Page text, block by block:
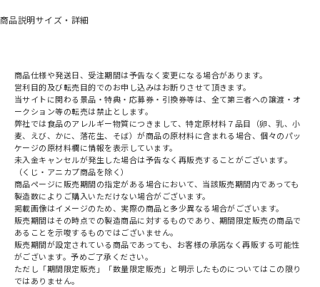
商品説明サイズ・詳細
商品仕様や発送日、受注期間は予告なく変更になる場合があります。
営利目的及び転売目的でのお申し込みはお断りさせて頂きます。
当サイトに関わる景品・特典・応募券・引換券等は、全て第三者への譲渡・オ
ークション等の転売は禁止とします。
弊社では食品のアレルギー物質につきまして、特定原材料７品目（卵、乳、小
麦、えび、かに、落花生、そば）が商品の原材料に含まれる場合、個々のパッ
ケージの原材料欄に情報を表示しています。
未入金キャンセルが発生した場合は予告なく再販売することがございます。
（くじ・アニカプ商品を除く）
商品ページに販売期間の指定がある場合において、当該販売期間内であっても
製造数によりご購入いただけない場合がございます。
掲載画像はイメージのため、実際の商品と多少異なる場合がございます。
販売期間はその時点での製造商品に対するものであり、期間限定販売の商品で
あることを示唆するものではございません。
販売期間が設定されている商品であっても、お客様の承諾なく再販する可能性
がございます。予めご了承ください。
ただし「期間限定販売」「数量限定販売」と明示したものについてはこの限り
ではありません。